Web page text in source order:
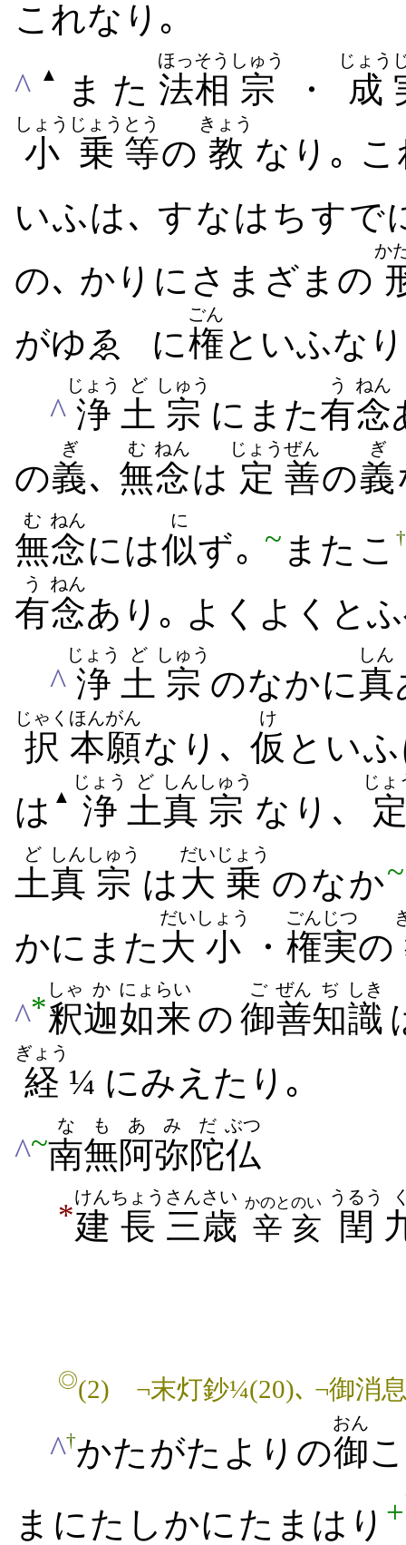
これ​なり｡
^ ▲ また 法相
ほっそう
宗
しゅう
・ 成
じょう
小乗
しょうじょう
等
とう
の 教
きょう
なり｡
いふは､ すなはち​すで
の､ かりに​さまざま​の
か
がゆゑ に権
ごん
といふ​な
^ 浄
じょう
土
ど
宗
しゅう
に​また有
う
念
ねん
の義
ぎ
､ 無
む
念
ねん
は 定
じょう
善
ぜん
の義
ぎ
無
む
念
ねん
には似
に
ず｡ ~ また​こ †
有
う
念
ねん
あり｡ よくよく​と
^ 浄
じょう
土
ど
宗
しゅう
の​なか​に真
しん
択
じゃく
本願
ほんがん
なり､ 仮
け
とい
は ▲ 浄
じょう
土
ど
真
しん
宗
しゅう
なり､
じょ
土
ど
真
しん
宗
しゅう
は大
だい
乗
じょう
の​なか~
か​に​また 大
だい
小
しょう
・ 権実
ごんじつ
の
^*釈
しゃ
迦
か
如来
にょらい
の 御
ご
善
ぜん
知
ぢ
識
しき
経
ぎょう
¼ に​みえ​たり｡
^~南無
なも
阿
あ
弥陀
みだ
仏
ぶつ
*建
けん
長
ちょう
三歳
さんさい
辛
かのと
亥
のい
閏
うるう
◎(2) ¬末灯鈔¼(20)､ ¬御消
^†かたがた​より​の御
おん
ま​に​たしかに​たまはり +